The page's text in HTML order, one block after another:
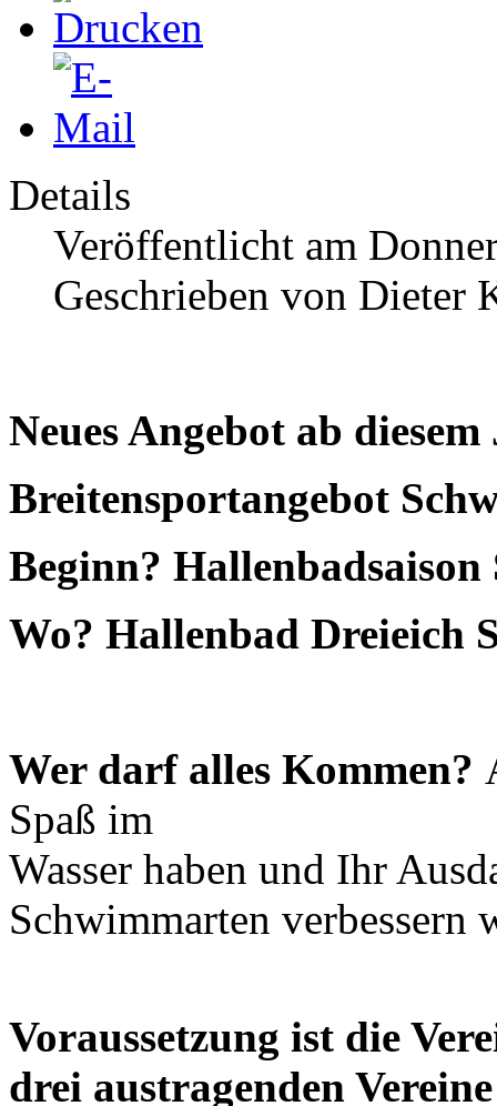
Details
Veröffentlicht am
Geschrieben von Dieter
Neues Angebot ab
Breitensportangebot
Beginn? Hallenbadsaison
Wo? Hallenbad Dreieich
Wer darf alles Kommen?
Spaß im
Wasser haben und Ihr
Schwimmarten verbessern
Voraussetzung ist die
drei austragenden